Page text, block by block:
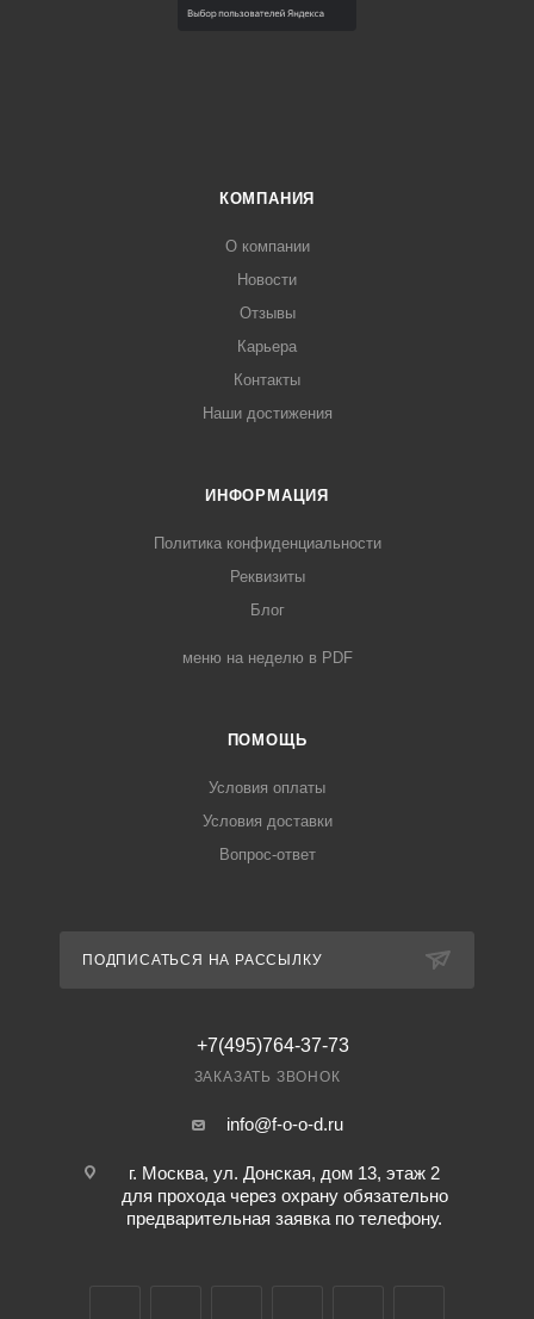
КОМПАНИЯ
О компании
Новости
Отзывы
Карьера
Контакты
Наши достижения
ИНФОРМАЦИЯ
Политика конфиденциальности
Реквизиты
Блог
меню на неделю в PDF
ПОМОЩЬ
Условия оплаты
Условия доставки
Вопрос-ответ
ПОДПИСАТЬСЯ НА РАССЫЛКУ
+7(495)764-37-73
ЗАКАЗАТЬ ЗВОНОК
info@f-o-o-d.ru
г. Москва, ул. Донская, дом 13, этаж 2
для прохода через охрану обязательно
предварительная заявка по телефону.